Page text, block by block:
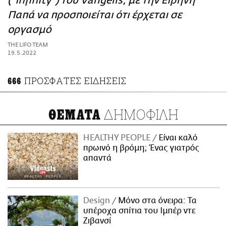
ΑΜΠΑ
PRINT
Παπά να προσπoιείται ότι έρχεται σε
οργασμό
THE LIFO TEAM
19.5.2022
666 ΠΡΟΣΦΑΤΕΣ ΕΙΔΗΣΕΙΣ
ΘΕΜΑΤΑ ΔΗΜΟΦΙΛΗ
HEALTHY PEOPLE
Είναι καλό
πρωινό η βρόμη; Ένας γιατρός
απαντά
Design
Μόνο στα όνειρα: Τα
υπέροχα σπίτια του Ιμπέρ ντε
Ζιβανσί